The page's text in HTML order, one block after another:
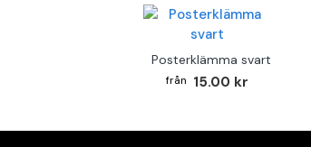
Posterklämma svart
15.00 kr